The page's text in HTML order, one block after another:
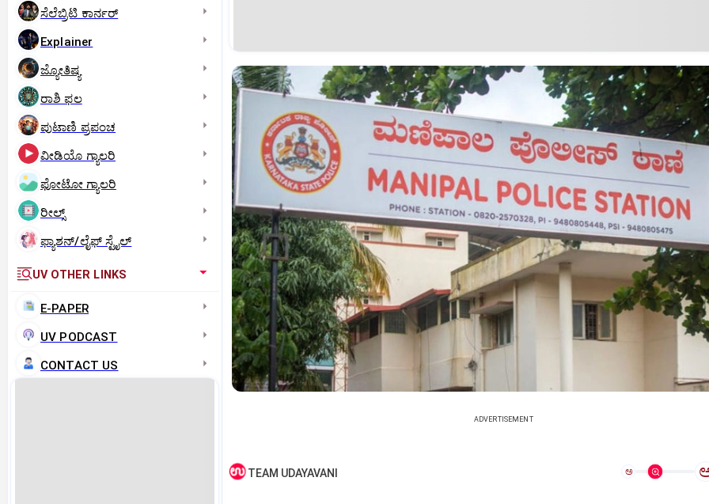
ಸೆಲೆಬ್ರಿಟಿ ಕಾರ್ನರ್‌
Explainer
ಜ್ಯೋತಿಷ್ಯ
ರಾಶಿ ಫಲ
ಪುಟಾಣಿ ಪ್ರಪಂಚ
ವೀಡಿಯೊ ಗ್ಯಾಲರಿ
ಫೋಟೋ ಗ್ಯಾಲರಿ
ರೀಲ್ಸ್
ಫ್ಯಾಶನ್/ಲೈಫ್‌ ಸ್ಟೈಲ್
UV OTHER LINKS
E-PAPER
UV PODCAST
CONTACT US
ADVERTISEMENT
TEAM UDAYAVANI ಅ